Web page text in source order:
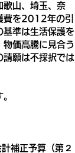
歌山、埼玉、奈
費を2012年の引
基準は生活保護を
物価高騰に見合う
請願は不採択では
補正予算（第２